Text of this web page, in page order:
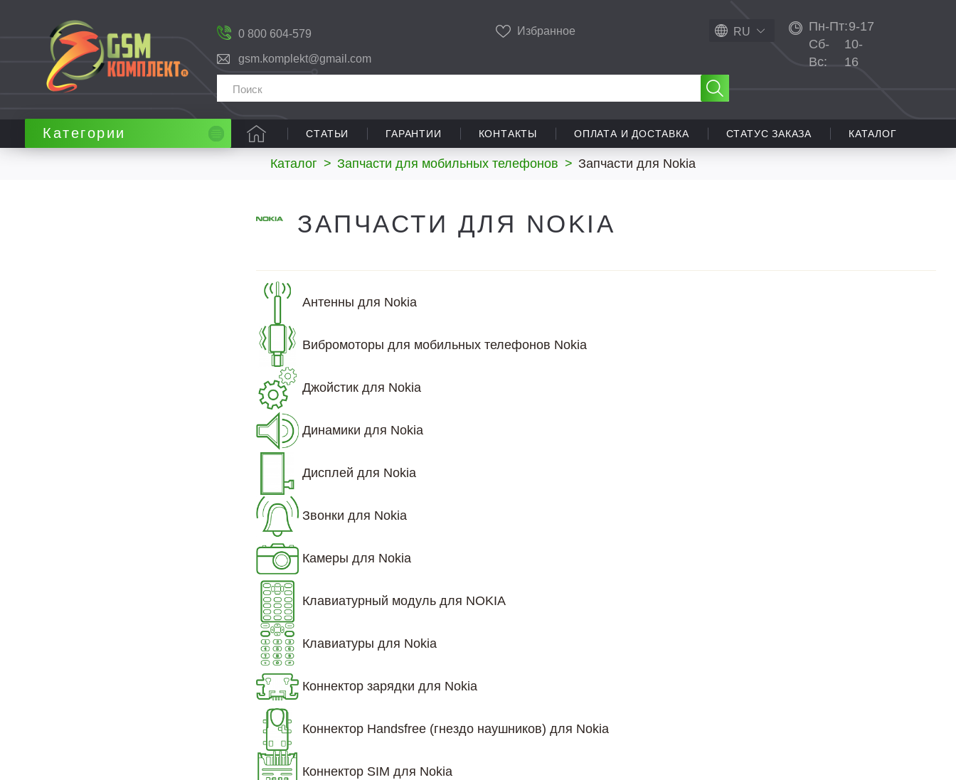
0 800 604-579
gsm.komplekt@gmail.com
Избранное RU Пн-Пт:9-17
Сб-
Вс:
10-
16
СТАТЬИ ГАРАНТИИ КОНТАКТЫ ОПЛАТА И ДОСТАВКА СТАТУС ЗАКАЗА КАТАЛОГ
Каталог > Запчасти для мобильных телефонов > Запчасти для Nokia
Категории
ЗАПЧАСТИ ДЛЯ NOKIA
Антенны для Nokia
Вибромоторы для мобильных телефонов Nokia
Джойстик для Nokia
Динамики для Nokia
Дисплей для Nokia
Звонки для Nokia
Камеры для Nokia
Клавиатурный модуль для NOKIA
Клавиатуры для Nokiа
Коннектор зарядки для Nokia
Коннектор Handsfree (гнездо наушников) для Nokia
Коннектор SIM для Nokia